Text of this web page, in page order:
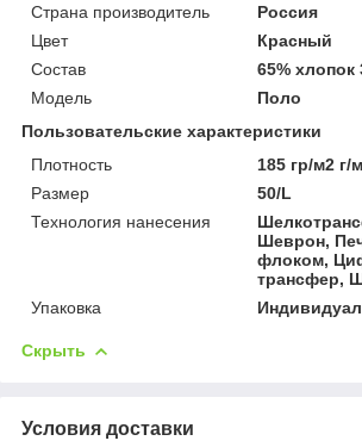
Страна производитель
Россия
Цвет
Красный
Состав
65% хлопок
Мoдель
Поло
Пользовательские характеристики
Плотность
185 гр/м2 г/
Размер
50/L
Технология нанесения
Шеврон,
флоком,
трансфер,
Упаковка
Скрыть
Условия доставки